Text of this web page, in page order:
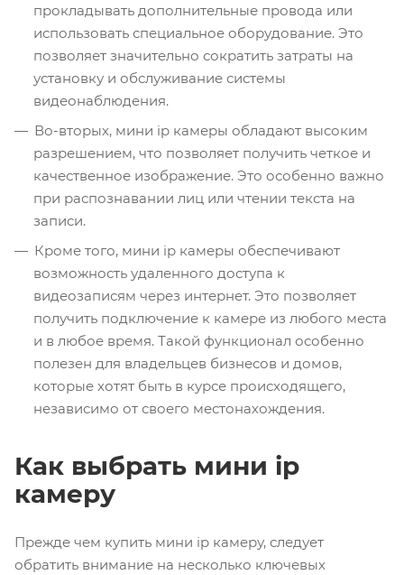
прокладывать дополнительные провода или
использовать специальное оборудование. Это
позволяет значительно сократить затраты на
установку и обслуживание системы
видеонаблюдения.
Во-вторых, мини ip камеры обладают высоким
разрешением, что позволяет получить четкое и
качественное изображение. Это особенно важно
при распознавании лиц или чтении текста на
записи.
Кроме того, мини ip камеры обеспечивают
возможность удаленного доступа к
видеозаписям через интернет. Это позволяет
получить подключение к камере из любого места
и в любое время. Такой функционал особенно
полезен для владельцев бизнесов и домов,
которые хотят быть в курсе происходящего,
независимо от своего местонахождения.
Как выбрать мини ip
камеру
Прежде чем купить мини ip камеру, следует
обратить внимание на несколько ключевых